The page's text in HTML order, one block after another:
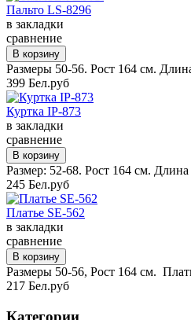
Пальто LS-8296
в закладки
сравнение
Размеры 50-56. Рост 164 см.
399 Бел.руб
Куртка IP-873
в закладки
сравнение
Размер: 52-68. Рост 164 см.
245 Бел.руб
Платье SE-562
в закладки
сравнение
Размеры 50-56, Рост 164 см.
217 Бел.руб
Категории